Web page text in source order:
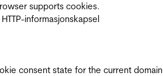
supports cookies.
HTTP-informasjonskapsel
consent state for the current domain